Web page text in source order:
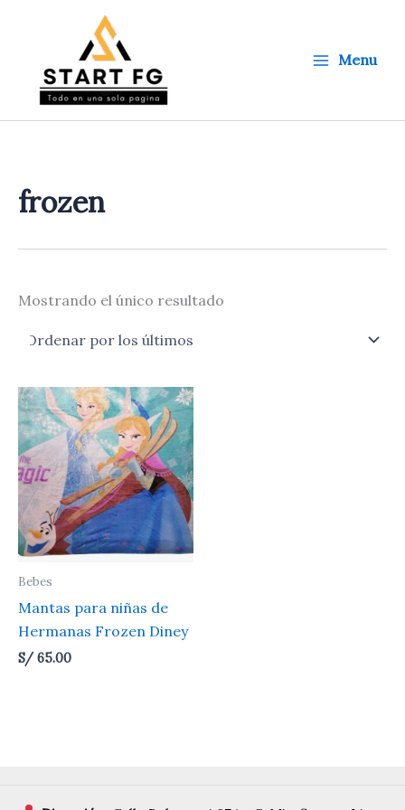
Menu
frozen
Mostrando el único resultado
Bebes
Mantas para niñas de
Hermanas Frozen Diney
S/65.00